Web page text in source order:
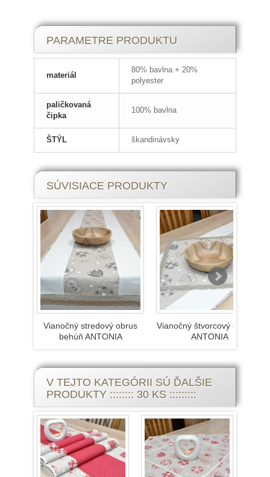
PARAMETRE PRODUKTU
materiál
80% bavlna + 20%
polyester
paličkovaná
čipka
100% bavlna
ŠTÝL škandinávsky
SÚVISIACE PRODUKTY
Vianočný stredový obrus
behúň ANTONIA
Vianočný štvorcový obrúsok
ANTONIA
V TEJTO KATEGÓRII SÚ ĎALŠIE
PRODUKTY :::::::: 30 KS :::::::::